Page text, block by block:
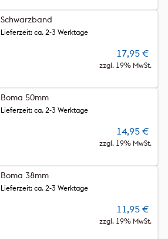
Schwarzband
17,95 €
zzgl. 19% MwSt.
Lieferzeit: ca. 2-3 Werktage
Boma 50mm
14,95 €
zzgl. 19% MwSt.
Lieferzeit: ca. 2-3 Werktage
Boma 38mm
11,95 €
zzgl. 19% MwSt.
Lieferzeit: ca. 2-3 Werktage